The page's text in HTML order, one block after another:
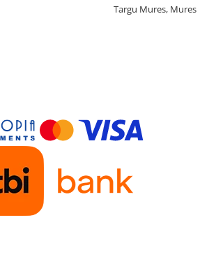
Targu Mures, Mures